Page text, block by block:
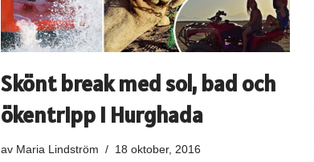
Skönt break med sol, bad och
ökentripp i Hurghada
av Maria Lindström 18 oktober, 2016